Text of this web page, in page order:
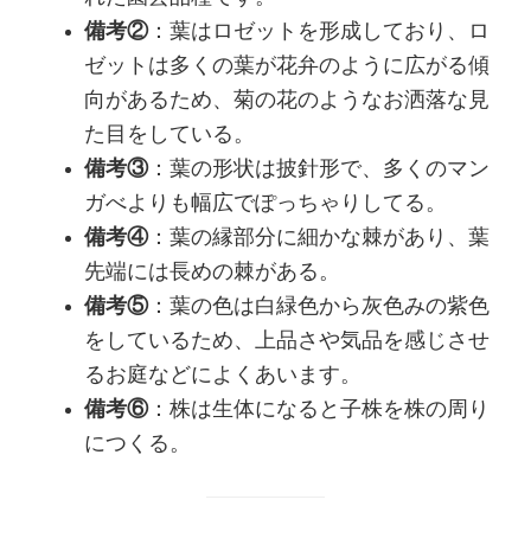
備考②：葉はロゼットを形成しており、ロ
ゼットは多くの葉が花弁のように広がる傾
向があるため、菊の花のようなお洒落な見
た目をしている。
備考③：葉の形状は披針形で、多くのマン
ガべよりも幅広でぽっちゃりしてる。
備考④：葉の縁部分に細かな棘があり、葉
先端には長めの棘がある。
備考⑤：葉の色は白緑色から灰色みの紫色
をしているため、上品さや気品を感じさせ
るお庭などによくあいます。
備考⑥：株は生体になると子株を株の周り
につくる。